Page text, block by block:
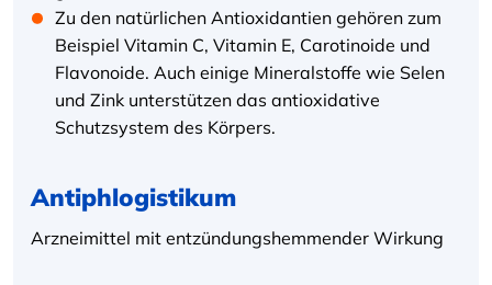
Zu den natürlichen Antioxidantien gehören zum
Beispiel Vitamin C, Vitamin E, Carotinoide und
Flavonoide. Auch einige Mineralstoffe wie Selen
und Zink unterstützen das antioxidative
Schutzsystem des Körpers.
Antiphlogistikum
Arzneimittel mit entzündungshemmender Wirkung